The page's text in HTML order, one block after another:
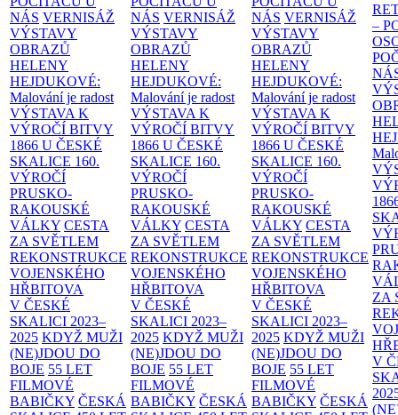
NÁS VERNISÁŽ
VÝSTAVY
OBRAZŮ
HELENY
HEJDUKOVÉ:
Malování je radost
VÝSTAVA K
VÝROČÍ BITVY
1866 U ČESKÉ
SKALICE 160.
VÝROČÍ
PRUSKO-
RAKOUSKÉ
VÁLKY CESTA
ZA SVĚTLEM
REKONSTRUKCE
VOJENSKÉHO
HŘBITOVA
V ČESKÉ
SKALICI 2023–
2025 KDYŽ MUŽI
(NE)JDOU DO
BOJE 55 LET
FILMOVÉ
BABIČKY ČESKÁ
NÁS VERNISÁŽ
VÝSTAVY
OBRAZŮ
HELENY
HEJDUKOVÉ:
Malování je radost
VÝSTAVA K
VÝROČÍ BITVY
1866 U ČESKÉ
SKALICE 160.
VÝROČÍ
PRUSKO-
RAKOUSKÉ
VÁLKY CESTA
ZA SVĚTLEM
REKONSTRUKCE
VOJENSKÉHO
HŘBITOVA
V ČESKÉ
SKALICI 2023–
2025 KDYŽ MUŽI
(NE)JDOU DO
BOJE 55 LET
FILMOVÉ
BABIČKY ČESKÁ
NÁS VERNISÁŽ
VÝSTAVY
OBRAZŮ
HELENY
HEJDUKOVÉ:
Malování je radost
VÝSTAVA K
VÝROČÍ BITVY
1866 U ČESKÉ
SKALICE 160.
VÝROČÍ
PRUSKO-
RAKOUSKÉ
VÁLKY CESTA
ZA SVĚTLEM
REKONSTRUKCE
VOJENSKÉHO
HŘBITOVA
V ČESKÉ
SKALICI 2023–
2025 KDYŽ MUŽI
(NE)JDOU DO
BOJE 55 LET
FILMOVÉ
BABIČKY ČESKÁ
–
ZA
V